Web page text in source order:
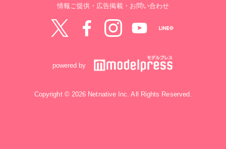
情報ご提供・広告掲載・お問い合わせ
powered by
Copyright © 2026 Netnative Inc. All Rights Reserved.